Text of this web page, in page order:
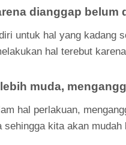
dianggap belum
untuk hal yang kadang
hal terebut
muda,
hal perlakuan,
kita akan mudah